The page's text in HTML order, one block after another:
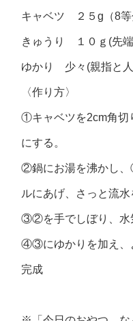
キャベツ ２５g（8等
きゅうり １０ｇ(先
ゆかり 少々(親指と
〈作り方〉
①キャベツを2cm角切
にする。
②鍋にお湯を沸かし
ルにあげ、さっと流水
③②を手でしぼり、水
④③にゆかりを加え、
完成